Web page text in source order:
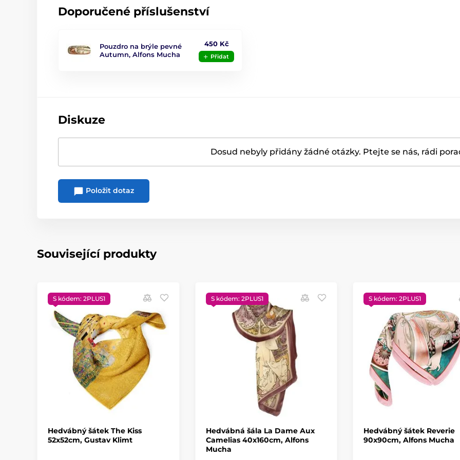
Doporučené příslušenství
Pouzdro na brýle pevné
Autumn, Alfons Mucha
450 Kč
Přidat
Diskuze
Dosud nebyly přidány žádné otázky. Ptejte se nás, rádi
Položit dotaz
Související produkty
S kódem: 2PLUS1
Hedvábný šátek The Kiss
52x52cm, Gustav Klimt
S kódem: 2PLUS1
Hedvábná šála La Dame Aux
Camelias 40x160cm, Alfons
Mucha
S kódem: 2PLUS1
Hedvábný šátek Reverie
90x90cm, Alfons Mucha